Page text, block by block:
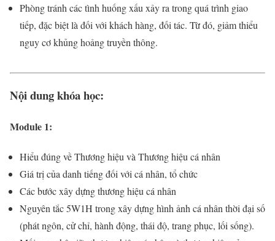
Phòng tránh các tình huống xấu xảy ra trong quá trình giao
tiếp, đặc biệt là đối với khách hàng, đối tác. Từ đó, giảm thiểu
nguy cơ khủng hoảng truyền thông.
Nội dung khóa học:
Module 1:
Hiểu đúng về Thương hiệu và Thương hiệu cá nhân
Giá trị của danh tiếng đối với cá nhân, tổ chức
Các bước xây dựng thương hiệu cá nhân
Nguyên tắc 5W1H trong xây dựng hình ảnh cá nhân thời đại số
(phát ngôn, cử chỉ, hành động, thái độ, trang phục, lối sống).